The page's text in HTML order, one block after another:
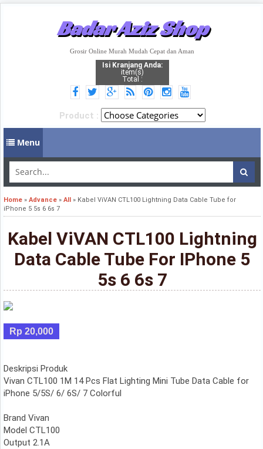
Badar Aziz Shop
Grosir Online Murah Mudah Cepat dan Aman
Isi Kranjang Anda:
item(s)
Total :
Product :
Menu
Home » Advance » All » Kabel ViVAN CTL100 Lightning Data Cable Tube for
iPhone 5 5s 6 6s 7
Kabel ViVAN CTL100 Lightning
Data Cable Tube For IPhone 5
5s 6 6s 7
Rp 20,000
Deskripsi Produk
Vivan CTL100 1M 14 Pcs Flat Lighting Mini Tube Data Cable for
iPhone 5/5S/ 6/ 6S/ 7 Colorful
Brand Vivan
Model CTL100
Output 2.1A